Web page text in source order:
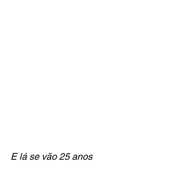
E lá se vão 25 anos